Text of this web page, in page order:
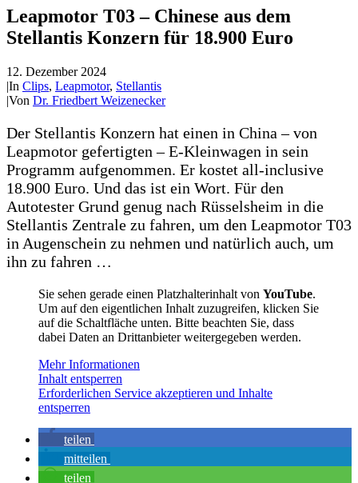
Leapmotor T03 – Chinese aus dem
Stellantis Konzern für 18.900 Euro
12. Dezember 2024
|In Clips, Leapmotor, Stellantis
|Von Dr. Friedbert Weizenecker
Der Stellantis Konzern hat einen in China – von
Leapmotor gefertigten – E-Kleinwagen in sein
Programm aufgenommen. Er kostet all-inclusive
18.900 Euro. Und das ist ein Wort. Für den
Autotester Grund genug nach Rüsselsheim in die
Stellantis Zentrale zu fahren, um den Leapmotor T03
in Augenschein zu nehmen und natürlich auch, um
ihn zu fahren …
Sie sehen gerade einen Platzhalterinhalt von YouTube.
Um auf den eigentlichen Inhalt zuzugreifen, klicken Sie
auf die Schaltfläche unten. Bitte beachten Sie, dass
dabei Daten an Drittanbieter weitergegeben werden.
Mehr Informationen
Inhalt entsperren
Erforderlichen Service akzeptieren und Inhalte
entsperren
teilen
mitteilen
teilen